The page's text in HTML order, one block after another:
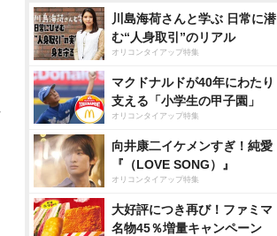
川島海荷さんと学ぶ 日常に潜
む“人身取引”のリアル
オリコンタイアップ特集
マクドナルドが40年にわたり
支える「小学生の甲子園」
オリコンタイアップ特集
向井康二イケメンすぎ！純愛
『（LOVE SONG）』
オリコンタイアップ特集
大好評につき再び！ファミマ
名物45％増量キャンペーン